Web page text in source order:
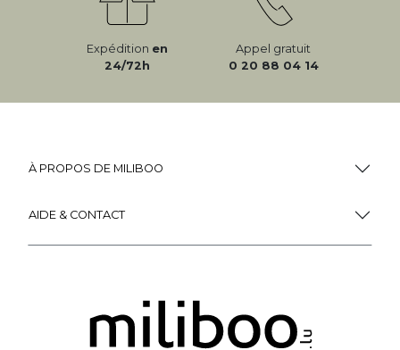
Expédition en
24/72h
Appel gratuit
0 20 88 04 14
À PROPOS DE MILIBOO
AIDE & CONTACT